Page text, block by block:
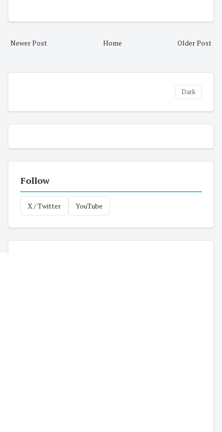
Newer Post Older Post
Home
Dark
Follow
X / Twitter YouTube